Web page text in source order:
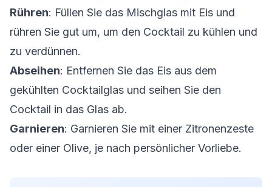
Rühren: Füllen Sie das Mischglas mit Eis und
rühren Sie gut um, um den Cocktail zu kühlen und
zu verdünnen.
Abseihen: Entfernen Sie das Eis aus dem
gekühlten Cocktailglas und seihen Sie den
Cocktail in das Glas ab.
Garnieren: Garnieren Sie mit einer Zitronenzeste
oder einer Olive, je nach persönlicher Vorliebe.